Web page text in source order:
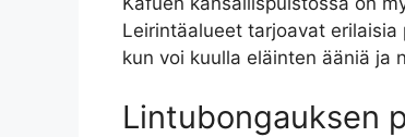
Leirintäalueet tarjoavat
kun voi kuulla eläinten ääniä ja
Lintubongauksen